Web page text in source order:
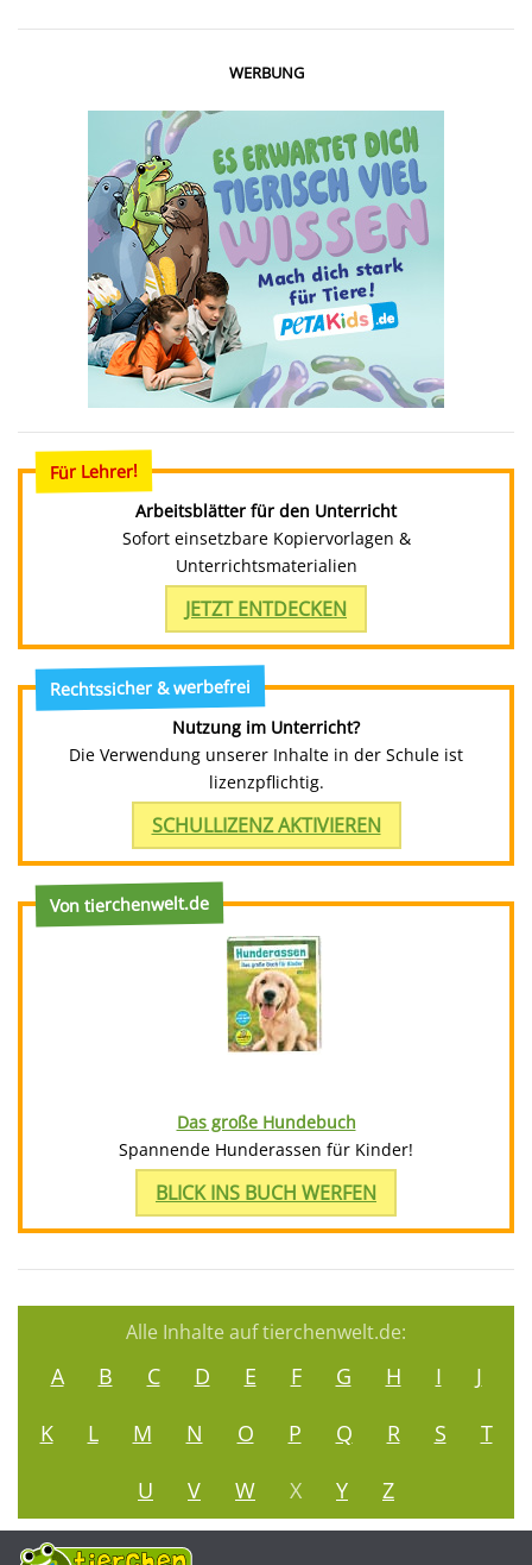
WERBUNG
Für Lehrer!
Arbeitsblätter für den Unterricht
Sofort einsetzbare Kopiervorlagen &
Unterrichtsmaterialien
JETZT ENTDECKEN
Rechtssicher & werbefrei
Nutzung im Unterricht?
Die Verwendung unserer Inhalte in der Schule ist
lizenzpflichtig.
SCHULLIZENZ AKTIVIEREN
Von tierchenwelt.de
Das große Hundebuch
Spannende Hunderassen für Kinder!
BLICK INS BUCH WERFEN
Alle Inhalte auf tierchenwelt.de:
A B C D E F G H I
J
K
L M N O P Q R S
T
U
V W X Y Z